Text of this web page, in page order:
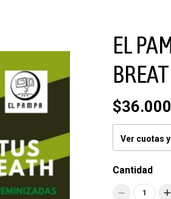
EL
Ver cuotas
Cantidad
1